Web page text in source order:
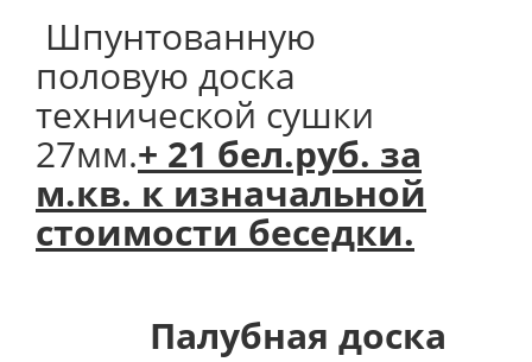
Шпунтованную
половую доска
технической сушки
27мм.+ 21 бел.руб. за
м.кв. к изначальной
стоимости беседки.
Палубная доска